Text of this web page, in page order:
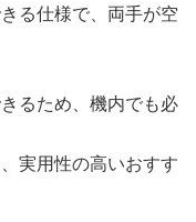
る仕様で、両手が空
るため、機内でも必
実用性の高いおすす